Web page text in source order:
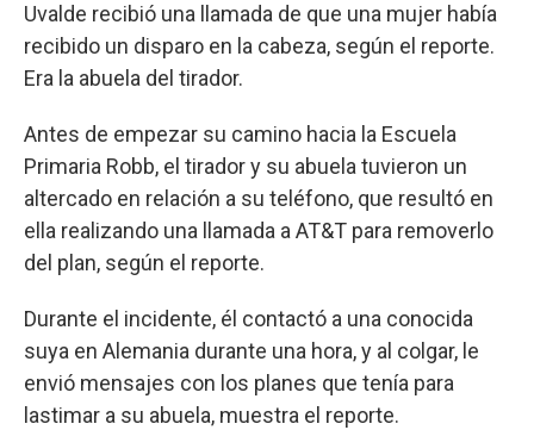
Uvalde recibió una llamada de que una mujer había
recibido un disparo en la cabeza, según el reporte.
Era la abuela del tirador.
Antes de empezar su camino hacia la Escuela
Primaria Robb, el tirador y su abuela tuvieron un
altercado en relación a su teléfono, que resultó en
ella realizando una llamada a AT&T para removerlo
del plan, según el reporte.
Durante el incidente, él contactó a una conocida
suya en Alemania durante una hora, y al colgar, le
envió mensajes con los planes que tenía para
lastimar a su abuela, muestra el reporte.